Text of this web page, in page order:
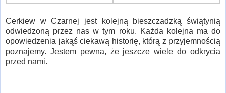
Cerkiew w Czarnej jest kolejną bieszczadzką świątynią
odwiedzoną przez nas w tym roku. Każda kolejna ma do
opowiedzenia jakąś ciekawą historię, którą z przyjemnością
poznajemy. Jestem pewna, że jeszcze wiele do odkrycia
przed nami.